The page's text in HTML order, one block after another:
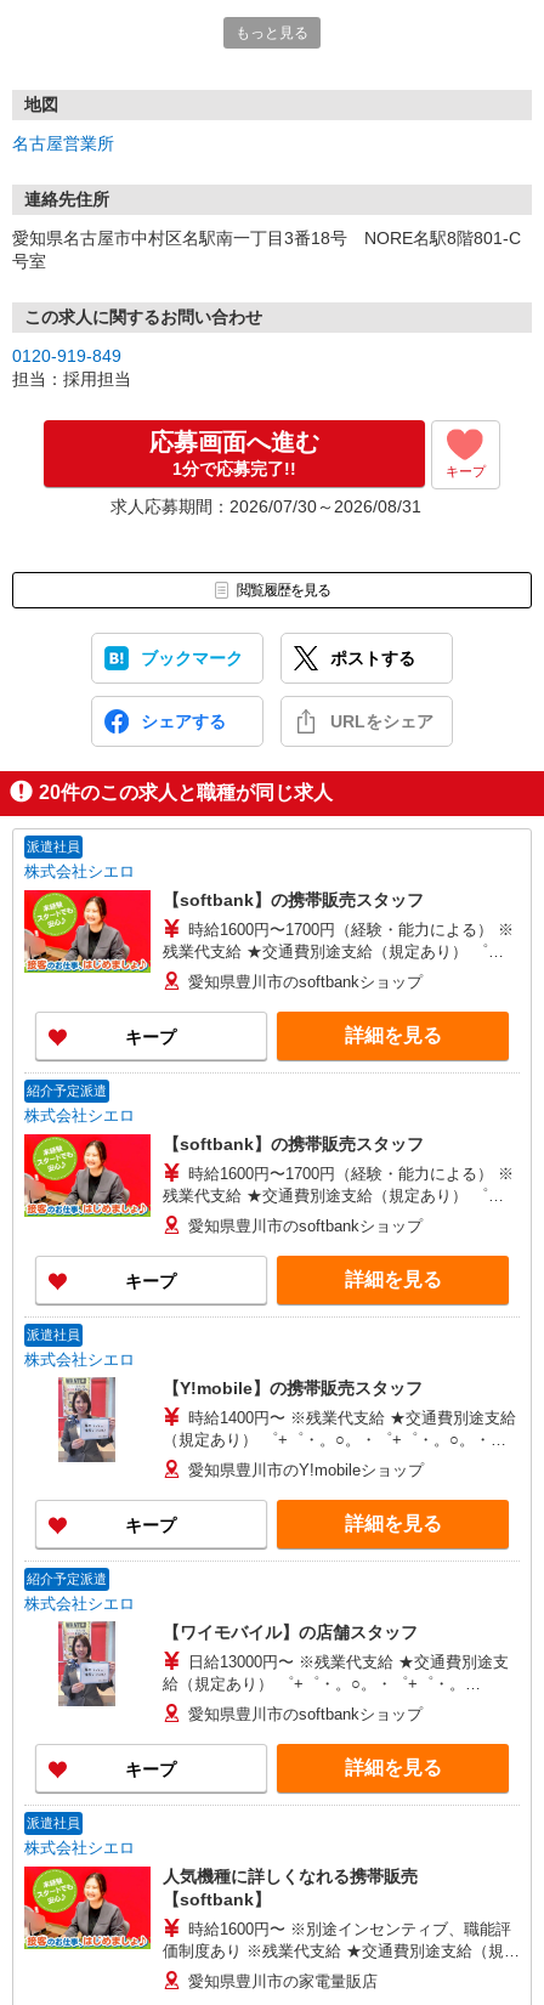
①応募から3営業日を目安に、メールorお電話でご連絡します。
★スマホでWEB面接（LINEなど）・出張面接・事務所面接と選べま
す
③面接実施（履歴書不要）
④勤務開始（スタート日は応相談）
お気軽にご応募ください♪
もっと見る
地図
名古屋営業所
連絡先住所
愛知県名古屋市中村区名駅南一丁目3番18号 NORE名駅8階801-C
号室
この求人に関するお問い合わせ
0120-919-849
担当：採用担当
応募画面へ進む
1分で応募完了!! キープ
求人応募期間：2026/07/30～2026/08/31
閲覧履歴を見る
ブックマーク ポストする
シェアする URLをシェア
20件のこの求人と職種が同じ求人
派遣社員
株式会社シエロ
【softbank】の携帯販売スタッフ
時給1600円〜1700円（経験・能力による） ※
残業代支給 ★交通費別途支給（規定あり） ゜
+゜・。○。・゜+゜・。○。・゜+゜ 入社祝い金10
万円支給(規定有) お友達を紹介頂くと, インセンテ
ィブ支給(規定有) ★月2回払い・週払い可能（規程
有）★ ゜・。○。・゜+゜・。○。・゜+゜
愛知県豊川市のsoftbankショップ
キープ 詳細を見る
紹介予定派遣
株式会社シエロ
【softbank】の携帯販売スタッフ
時給1600円〜1700円（経験・能力による） ※
残業代支給 ★交通費別途支給（規定あり） ゜
+゜・。○。・゜+゜・。○。・゜+゜ 入社祝い金10
万円支給(規定有) お友達を紹介頂くと, インセンテ
ィブ支給(規定有) ★月2回払い・週払い可能（規程
有）★ ゜・。○。・゜+゜・。○。・゜+゜
愛知県豊川市のsoftbankショップ
キープ 詳細を見る
派遣社員
株式会社シエロ
【Y!mobile】の携帯販売スタッフ
時給1400円〜 ※残業代支給 ★交通費別途支給
（規定あり） ゜+゜・。○。・゜+゜・。○。・゜
+゜ 入社祝い金10万円支給(規定有) お友達を紹介
頂くと, インセンティブ支給(規定有) ★月2回払
い・週払い可能（規程有）★ ゜・。○。・゜
+゜・。○。・゜+゜
愛知県豊川市のY!mobileショップ
キープ 詳細を見る
紹介予定派遣
株式会社シエロ
【ワイモバイル】の店舗スタッフ
日給13000円〜 ※残業代支給 ★交通費別途支
給（規定あり） ゜+゜・。○。・゜+゜・。
○。・゜+゜ 入社祝い金10万円支給(規定有) お友達
を紹介頂くと, インセンティブ支給(規定有) ★月2
回払い・週払い可能（規程有）★ ゜・。○。・゜
+゜・。○。・゜+゜
愛知県豊川市のsoftbankショップ
キープ 詳細を見る
派遣社員
株式会社シエロ
人気機種に詳しくなれる携帯販売
【softbank】
時給1600円〜 ※別途インセンティブ、職能評
価制度あり ※残業代支給 ★交通費別途支給（規定
あり） ゜+゜・。○。・゜+゜・。○。・゜+゜ 入
社祝い金10万円支給(規定有) お友達を紹介頂くと,
愛知県豊川市の家電量販店